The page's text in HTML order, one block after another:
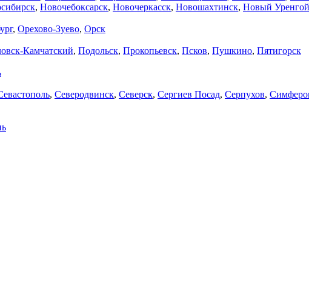
, Новочебоксарск, Новочеркасск, Новошахтинск, Новый Уренгой
, Орехово-Зуево, Орск
Камчатский, Подольск, Прокопьевск, Псков, Пушкино, Пятигорск
, Северодвинск, Северск, Сергиев Посад, Серпухов,